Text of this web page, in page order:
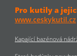
Pro kutily a
www.ceskykutil.cz
Kapající bazénová